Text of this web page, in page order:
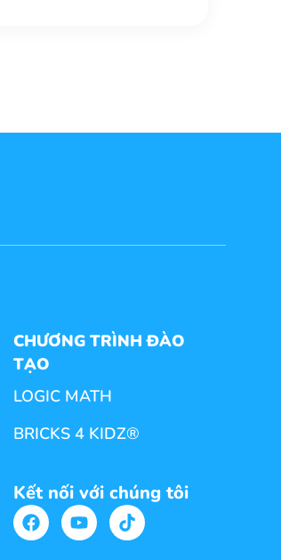
CHƯƠNG TRÌNH ĐÀO
TẠO
LOGIC MATH
BRICKS 4 KIDZ®
Kết nối với chúng tôi